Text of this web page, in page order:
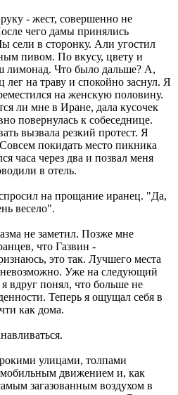
- жест, совершенно не
чего дамы принялись
сели в сторонку. Али угостил
пивом. По вкусу, цвету и
лимонад. Что было дальше? А,
лег на траву и спокойно заснул. Я
на женскую половину.
ли мне в Иране, дала кусочек
повернулась к собеседнице.
вызвала резкий протест. Я
покидать место пикника
часа через два и позвал меня
в отель.
на прощание иранец. "Да,
весело".
не заметил. Позже мне
что Газвин -
это так. Лучшего места
Уже на следующий
вдруг понял, что больше не
Теперь я ощущал себя в
как дома.
улицами, толпами
движением и, как
загазованным воздухом в